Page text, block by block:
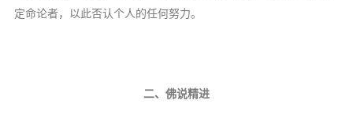
定命论者，以此否认个人的任何努力。
二、佛说精进